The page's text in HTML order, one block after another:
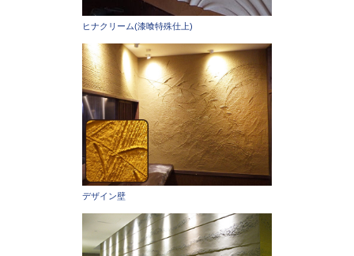
ヒナクリーム(漆喰特殊仕上)
デザイン壁